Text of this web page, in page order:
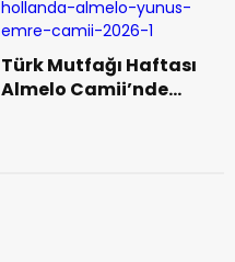
Türk Mutfağı Haftası
Almelo Camii’nde